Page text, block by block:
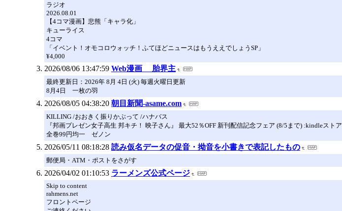
ラジオ
2026.08.01
【4コマ漫画】悲熊「キャラ化」
キューライス
4コマ
「イベント！オモコロウォッチ！ふてほどニュースはもうええでしょうSP」
¥4,000
2026/08/06 13:47:59 Web漫画 胎界主
最終更新日：2026年 8月 4日 (火) 毎週火曜日更新
8月4日 一枚の羽
2026/08/05 04:38:20 朝目新聞-asame.com
KILLING /おおきく振りかぶって /ハナバス
『邦画プレゼン女子高生 邦キチ！ 映子さん』 最大52％OFF 新刊配信記念フェア (8/5まで) :kindleストア
全巻99円均一 ゼノン
2026/05/11 08:18:28 読み仮名データの促音・拗音を小書きで表記したもの
郵便局・ATM・ポストをさがす
2026/04/02 01:10:53 ラーメンズ公式ページ
Skip to content
rahmens.net
フロントページ